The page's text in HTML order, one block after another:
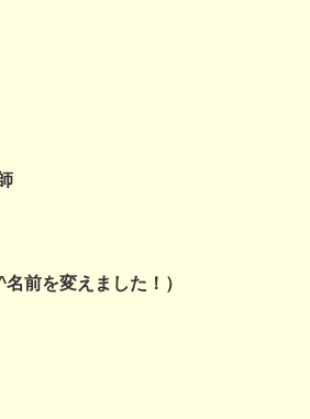
前を変えました！）